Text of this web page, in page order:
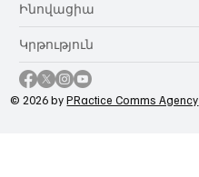
Ինովացիա
Կրթություն
© 2026 byPRactice Comms Agency